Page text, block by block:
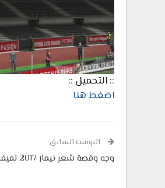
:: التحميل ::
اضغط هنا
البوست السابق
وجه وقصة شعر نيمار 2017 لفيفا 16